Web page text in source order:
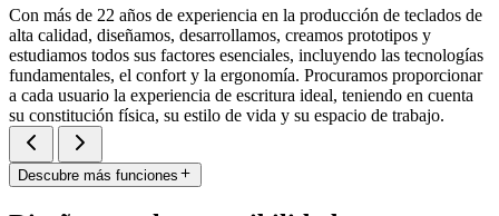
Con más de 22 años de experiencia en la producción de teclados de
alta calidad, diseñamos, desarrollamos, creamos prototipos y
estudiamos todos sus factores esenciales, incluyendo las tecnologías
fundamentales, el confort y la ergonomía. Procuramos proporcionar
a cada usuario la experiencia de escritura ideal, teniendo en cuenta
su constitución física, su estilo de vida y su espacio de trabajo.
Descubre más funciones